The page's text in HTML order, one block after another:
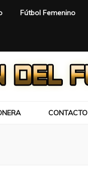
Fútbol Femenino
CONTACTO